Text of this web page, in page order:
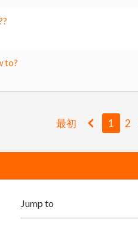
to?
最初 1 2